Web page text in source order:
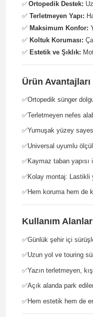
✅ Ortopedik Destek:
✅ Terletmeyen Yapı:
✅ Maksimum Konfor:
✅ Koltuk Koruması:
✅ Estetik ve Şıklık:
Ürün Avantajları
✅Ortopedik sünger
✅Terletmeyen nefes
✅Yumuşak yüzey
✅Universal uyumlu
✅Kaymaz taban
✅Kolay montaj: Lastikli
✅Hem koruma hem de
Kullanım
✅Günlük şehir içi
✅Uzun yol ve touring
✅Yazın terletmeyen,
✅Açık alanda park
✅Hem estetik hem de